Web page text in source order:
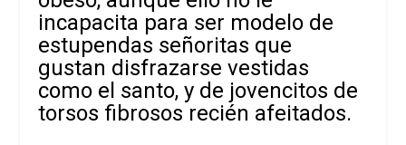
incapacita para ser modelo de
estupendas señoritas que
gustan disfrazarse vestidas
como el santo, y de jovencitos de
torsos fibrosos recién afeitados.